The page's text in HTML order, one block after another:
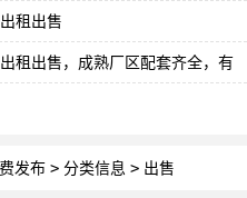
租出售
租出售，成熟厂区配套齐全，有
发布 > 分类信息 > 出售